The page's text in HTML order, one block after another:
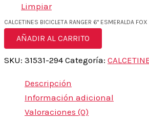
Limpiar
CALCETINES BICICLETA RANGER 6" ESMERALDA
AÑADIR AL CARRITO
SKU: 31531-294 Categoría:
Descripción
Información adicional
Valoraciones (0)